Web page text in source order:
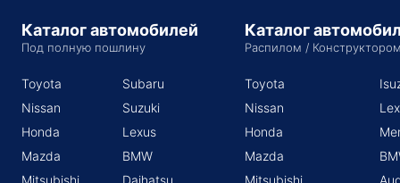
Каталог автомобилей
Под полную пошлину
Toyota
Nissan
Honda
Mazda
Mitsubishi
Subaru
Suzuki
Lexus
BMW
Daihatsu
Каталог
Распилом /
Toyota
Nissan
Honda
Mazda
Mitsubishi